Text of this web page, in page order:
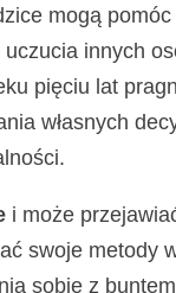
mogą
innych
pięciu lat
własnych
i może
swoje metody
sobie z